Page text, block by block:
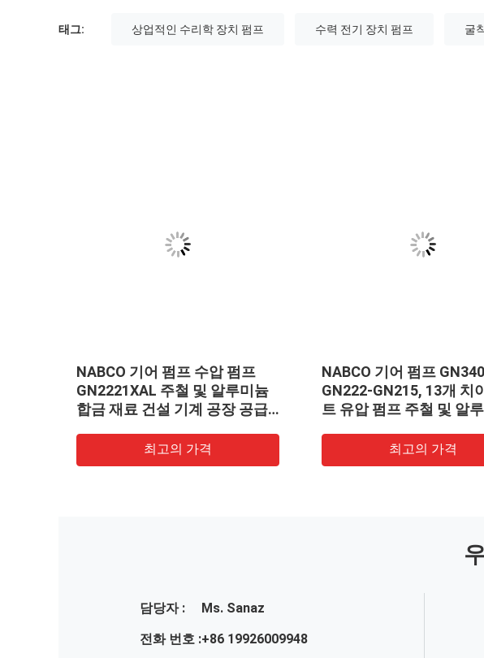
태그: 상업적인 수리학 장치 펌프 수력 전기 장치 펌프 굴
NABCO 기어 펌프 수압 펌프
GN2221XAL 주철 및 알루미늄
합금 재료 건설 기계 공장 공급
최고의 가격
NABCO 기어 펌프
GN222-GN215, 13개 치
트 유압 펌프 주철 및 알
리플 펌프 공급최고의 가격
담당자 :
Ms. Sanaz
전화 번호 :+86 19926009948